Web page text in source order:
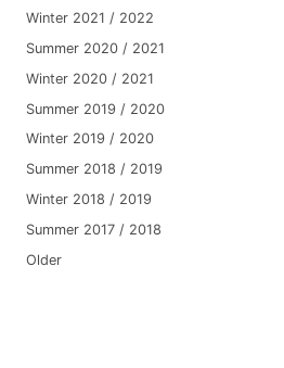
Winter 2021 / 2022
Summer 2020 / 2021
Winter 2020 / 2021
Summer 2019 / 2020
Winter 2019 / 2020
Summer 2018 / 2019
Winter 2018 / 2019
Summer 2017 / 2018
Older